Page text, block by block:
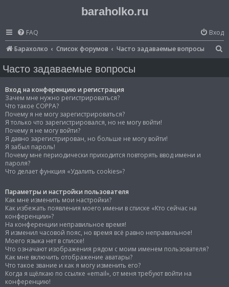
baraholko.ru
FAQ
Вход
Барахолко
Список форумов Часто задаваемые вопросы
Часто задаваемые вопросы
Вход на конференцию и регистрация
Зачем мне нужно регистрироваться?
Что такое COPPA?
Почему я не могу зарегистрироваться?
Я только что зарегистрировался, но не могу войти!
Почему я не могу войти?
Я давно зарегистрирован, но больше не могу войти!
Я забыл пароль!
Почему мне периодически приходится повторять ввод имени и
пароля?
Что делает функция «Удалить cookies»?
Параметры и настройки пользователя
Как мне изменить мои настройки?
Как избежать появления моего имени в списке «Кто сейчас на
конференции»?
На конференции неправильное время!
Я изменил часовой пояс, но время всё равно неправильное!
Моего языка нет в списке!
Что означают изображения рядом с моим именем пользователя?
Как мне включить отображение аватары?
Что такое звание и как я могу изменить его?
Когда я щёлкаю по ссылке «email», от меня требуют войти на
конференцию!